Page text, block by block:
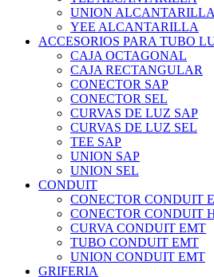
UNION ALCANTARILLA
YEE ALCANTARILLA
ACCESORIOS PARA TUBO
CAJA OCTAGONAL
CAJA RECTANGULAR
CONECTOR SAP
CONECTOR SEL
CURVAS DE LUZ SAP
CURVAS DE LUZ SEL
TEE SAP
UNION SAP
UNION SEL
CONDUIT
CONECTOR CONDUIT
CONECTOR CONDUIT
CURVA CONDUIT EMT
TUBO CONDUIT EMT
UNION CONDUIT EMT
GRIFERIA